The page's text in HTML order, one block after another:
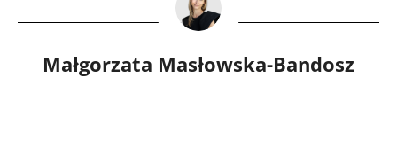
Małgorzata Masłowska-Bandosz